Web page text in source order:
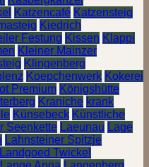
Katzencafé Katzensteig
Kiedrich
Festung Kissen Klappi
Kleiner Mainzer
Klingenberg
Koepchenwerk Kokerei
Premium Königshütte
Kraniche krank
Künsebeck Künstliche
Seenkette Laeunau Lage
Lahnsteiner Spitzje
Landgoed Twickel